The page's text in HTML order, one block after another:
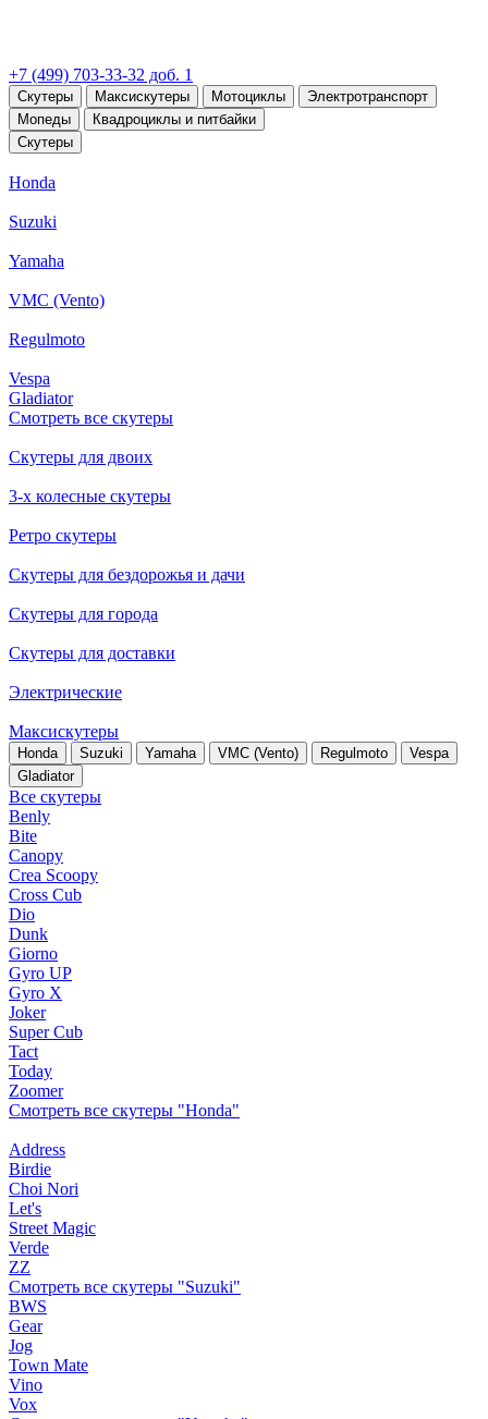
+7 (499) 703-33-32 доб. 1
Скутеры Максискутеры Мотоциклы
Электротранспорт
Мопеды
Квадроциклы и питбайки
Скутеры
Honda
Suzuki
Yamaha
VMC (Vento)
Regulmoto
Vespa
Gladiator
Смотреть все скутеры
Скутеры для двоих
3-х колесные скутеры
Ретро скутеры
Скутеры для бездорожья и дачи
Скутеры для города
Скутеры для доставки
Электрические
Максискутеры
Honda Suzuki Yamaha VMC (Vento) Regulmoto
Vespa
Gladiator
Все скутеры
Benly
Bite
Canopy
Crea Scoopy
Cross Cub
Dio
Dunk
Giorno
Gyro UP
Gyro X
Joker
Super Cub
Tact
Today
Zoomer
Смотреть все скутеры "Honda"
Address
Birdie
Choi Nori
Let's
Street Magic
Verde
ZZ
Смотреть все скутеры "Suzuki"
BWS
Gear
Jog
Town Mate
Vino
Vox